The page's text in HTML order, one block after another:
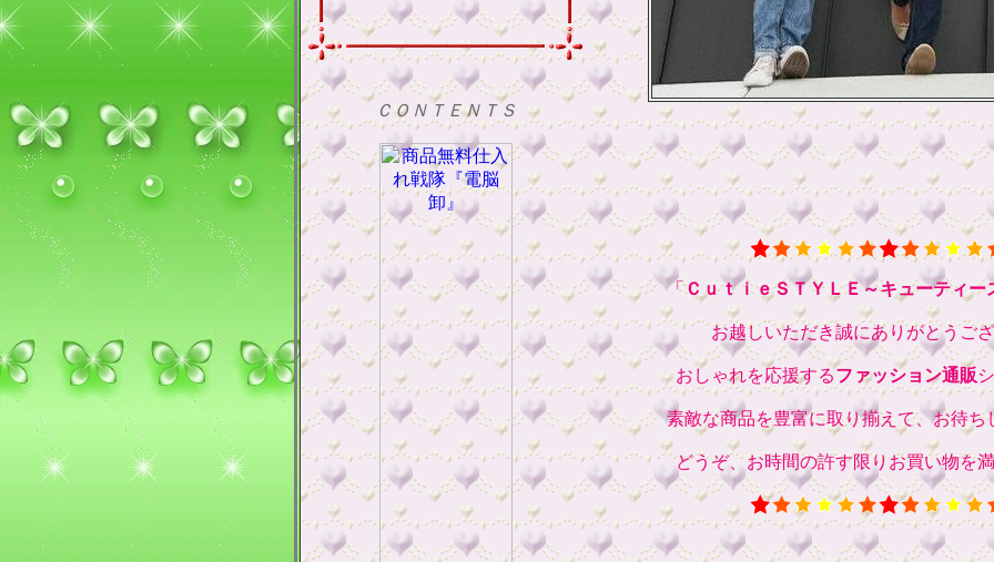
ＣＯＮＴＥＮＴＳ
「ＣｕｔｉｅＳＴＹＬＥ～キューティー
お越しいただき誠にありがとうご
おしゃれを応援するファッション通販
素敵な商品を豊富に取り揃えて、お待ち
どうぞ、お時間の許す限りお買い物を